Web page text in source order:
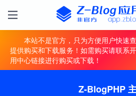
本站不是官方，只为方便用户快速
提供购买和下载服务！如需购买请联系
用中心链接进行购买或下载！
Z-BlogPHP